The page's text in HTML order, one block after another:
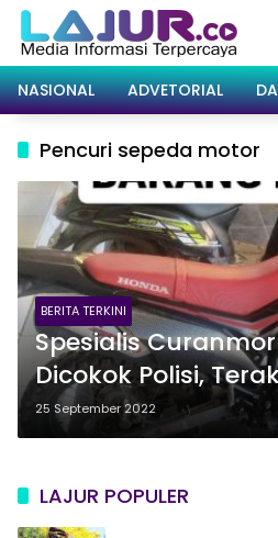
Langsung
konten
NASIONAL
ADVETORIAL
Pencuri sepeda motor
BERITA TERKINI
Spesialis
Dicokok Polisi,
Motor di Asrama
25 September 2022
LAJUR POPULER